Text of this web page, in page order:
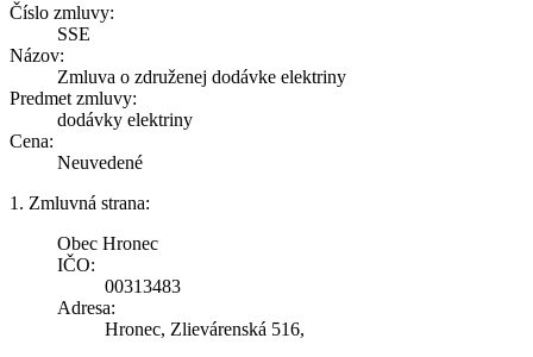
Číslo zmluvy:
SSE
Názov:
Zmluva o združenej dodávke elektriny
Predmet zmluvy:
dodávky elektriny
Cena:
Neuvedené
1. Zmluvná strana:
Obec Hronec
IČO:
00313483
Adresa:
Hronec, Zlievárenská 516,